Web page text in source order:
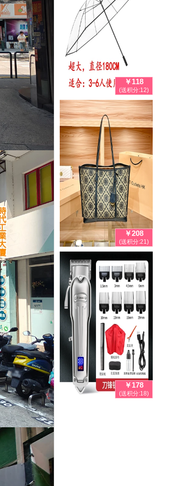
￥118
(送积分:12)
￥208
(送积分:21)
￥178
(送积分:18)